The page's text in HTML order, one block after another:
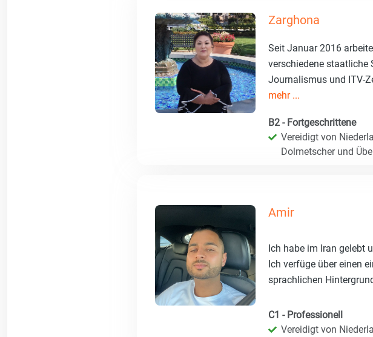
Zarghona
Seit Januar 2016
verschiedene staatliche
Journalismus und ITV-
mehr ...
B2 - Fortgeschrittene
Vereidigt von
Dolmetscher und
Amir
Ich habe im Iran gelebt
Ich verfüge über einen
sprachlichen
C1 - Professionell
Vereidigt von